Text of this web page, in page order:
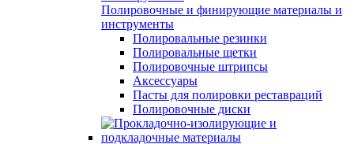
Полировочные и финирующие материалы и
инструменты
Полировальные резинки
Полировальные щетки
Полировочные штрипсы
Аксессуары
Пасты для полировки реставраций
Полировочные диски